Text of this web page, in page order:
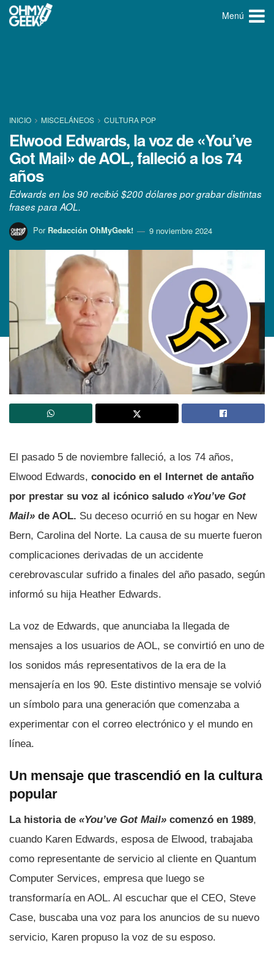
Menú
INICIO MISCELÁNEOS CULTURA POP
Elwood Edwards, la voz de «You’ve
Got Mail» de AOL, falleció a los 74
años
Edwards en los 90 recibió $200 dólares por grabar distintas
frases para AOL.
Por Redacción OhMyGeek! 9 noviembre 2024
El pasado 5 de noviembre falleció, a los 74 años,
Elwood Edwards, conocido en el Internet de antaño
por prestar su voz al icónico saludo «You’ve Got
Mail» de AOL. Su deceso ocurrió en su hogar en New
Bern, Carolina del Norte. La causa de su muerte fueron
complicaciones derivadas de un accidente
cerebrovascular sufrido a finales del año pasado, según
informó su hija Heather Edwards.
La voz de Edwards, que anunciaba la llegada de
mensajes a los usuarios de AOL, se convirtió en uno de
los sonidos más representativos de la era de la
mensajería en los 90. Este distintivo mensaje se volvió
un símbolo para una generación que comenzaba a
experimentar con el correo electrónico y el mundo en
línea.
Un mensaje que trascendió en la cultura
popular
La historia de «You’ve Got Mail» comenzó en 1989,
cuando Karen Edwards, esposa de Elwood, trabajaba
como representante de servicio al cliente en Quantum
Computer Services, empresa que luego se
transformaría en AOL. Al escuchar que el CEO, Steve
Case, buscaba una voz para los anuncios de su nuevo
servicio, Karen propuso la voz de su esposo.